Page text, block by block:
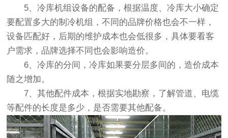
5、冷库机组设备的配备，根据温度、冷库大小确定
要配置多大的制冷机组，不同的品牌价格也会不一样，
设备匹配好，后期的维护成本也会低很多，具体要看客
户需求，品牌选择不同也会影响造价。
6、冷库的分间，冷库如果要分层多间的，造价成本
随之增加。
7、其他配件成本，根据实地勘察，了解管道、电缆
等配件的长度是多少，是否需要其他配备。